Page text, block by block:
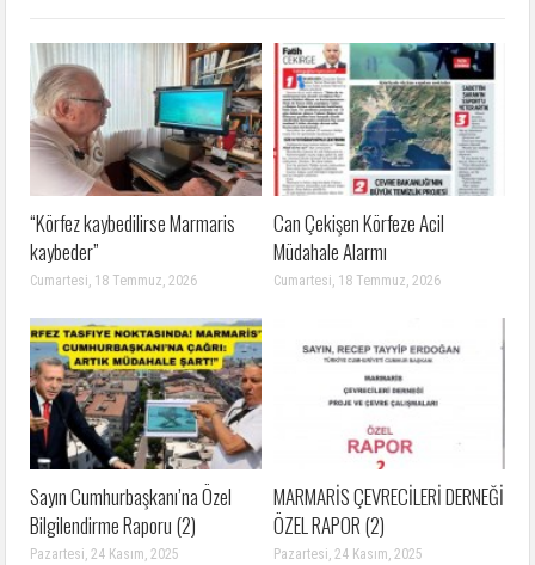
“Körfez kaybedilirse Marmaris
kaybeder”
Cumartesi, 18 Temmuz, 2026
Can Çekişen Körfeze Acil
Müdahale Alarmı
Cumartesi, 18 Temmuz, 2026
Sayın Cumhurbaşkanı’na Özel
Bilgilendirme Raporu (2)
Pazartesi, 24 Kasım, 2025
MARMARİS ÇEVRECİLERİ DERNEĞİ
ÖZEL RAPOR (2)
Pazartesi, 24 Kasım, 2025